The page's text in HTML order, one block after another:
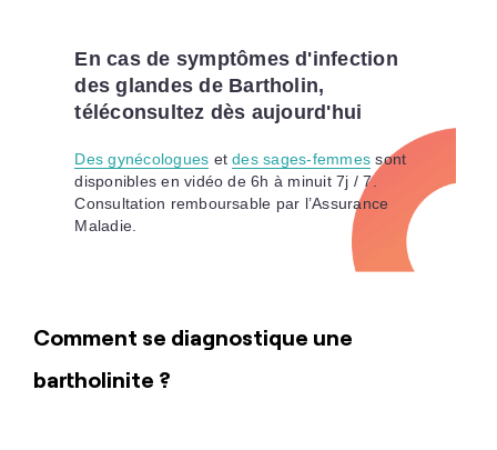
En cas de symptômes d'infection
des glandes de Bartholin,
téléconsultez dès aujourd'hui
Des gynécologues etdes sages-femmes sont
disponibles en vidéo de 6h à minuit 7j / 7.
Consultation remboursable par l’Assurance
Maladie.
Comment se diagnostique une
bartholinite ?